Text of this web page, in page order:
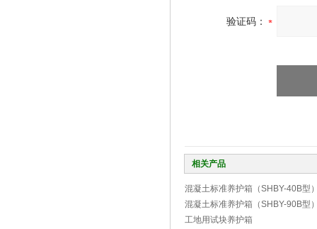
验证码：
相关产品
混凝土标准养护箱（SHBY-40B型
混凝土标准养护箱（SHBY-90B型
工地用试块养护箱